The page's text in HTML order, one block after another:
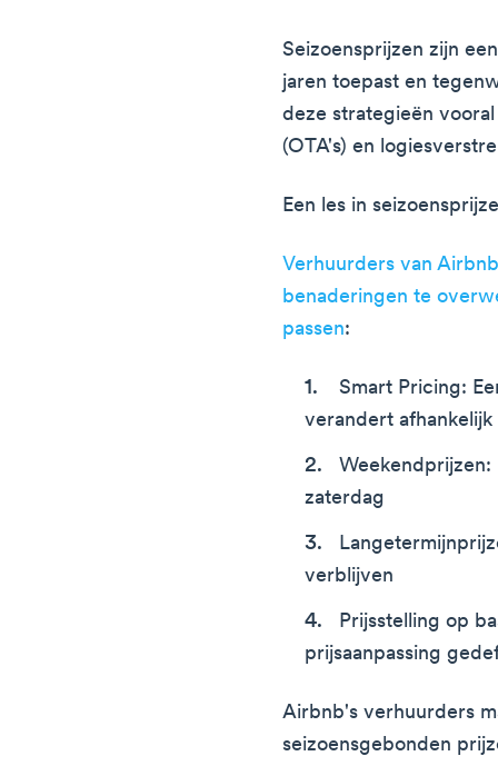
Seizoensprijzen zijn
jaren toepast en
deze strategieën
(OTA's) en
Een les in
Verhuurders van
benaderingen te
passen:
Smart Pricing:
verandert
Weekendprijzen:
zaterdag
verblijven
Prijsstelling op
prijsaanpassing
Airbnb's verhuurders
seizoensgebonden